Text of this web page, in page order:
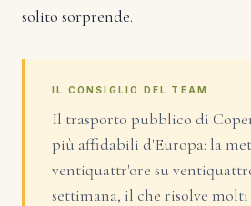
solito sorprende.
IL CONSIGLIO DEL TEAM
Il trasporto pubblico di
più affidabili d'Europa: la
ventiquattr'ore su
settimana, il che risolve